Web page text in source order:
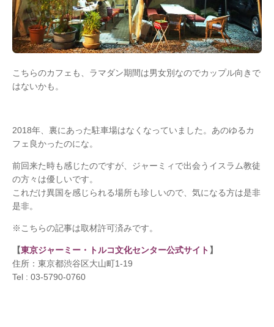
こちらのカフェも、ラマダン期間は男女別なのでカップル向きで
はないかも。
2018年、裏にあった駐車場はなくなっていました。あのゆるカ
フェ良かったのにな。
前回来た時も感じたのですが、ジャーミィで出会うイスラム教徒
の方々は優しいです。
これだけ異国を感じられる場所も珍しいので、気になる方は是非
是非。
※こちらの記事は取材許可済みです。
【東京ジャーミー・トルコ文化センター公式サイト 】
住所：東京都渋谷区大山町1-19
Tel : 03-5790-0760